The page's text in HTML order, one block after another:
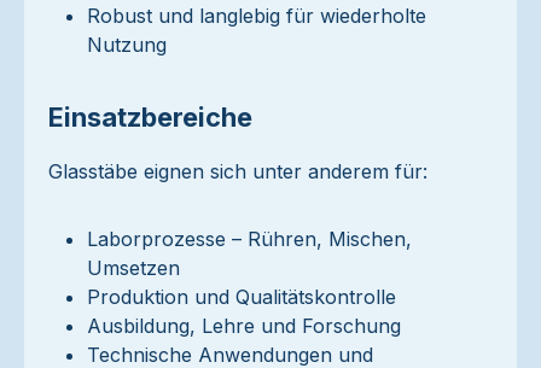
Robust und langlebig für wiederholte
Nutzung
Einsatzbereiche
Glasstäbe eignen sich unter anderem für:
Laborprozesse – Rühren, Mischen,
Umsetzen
Produktion und Qualitätskontrolle
Ausbildung, Lehre und Forschung
Technische Anwendungen und